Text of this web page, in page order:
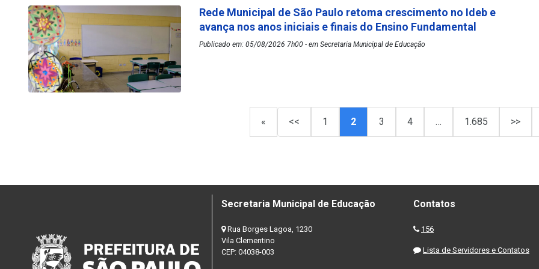
Rede Municipal de São Paulo retoma crescimento no Ideb e
avança nos anos iniciais e finais do Ensino Fundamental
Publicado em: 05/08/2026 7h00 - em Secretaria Municipal de Educação
« << 1 2 3 4 … 1.685 >>
Secretaria Municipal de Educação
Rua Borges Lagoa, 1230
Vila Clementino
CEP: 04038-003
Contatos
156
Lista de Servidores e Contatos